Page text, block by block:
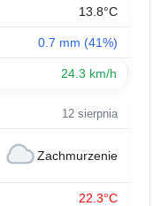
13.8°C
0.7 mm (41%)
24.3 km/h
12 sierpnia
Zachmurzenie
22.3°C